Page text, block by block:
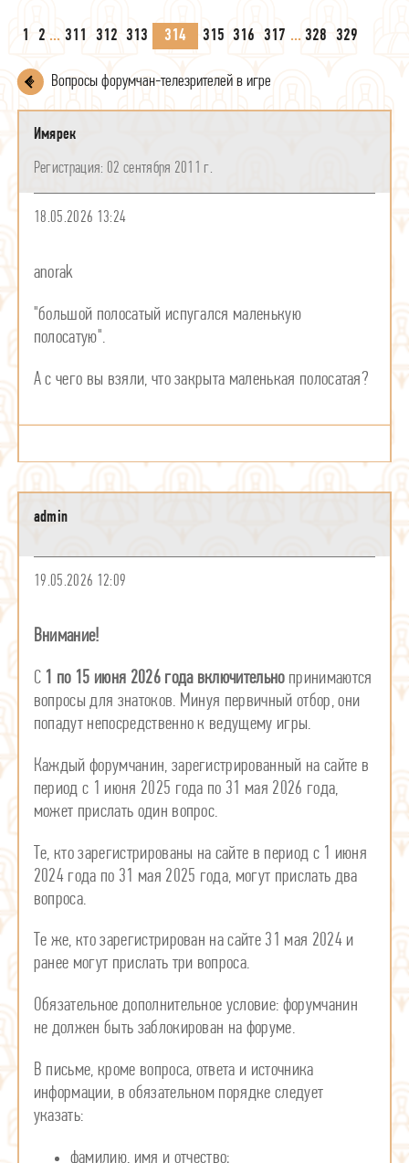
1 2 ... 311 312 313 314 315 316 317 ... 328 329
Вопросы форумчан-телезрителей в игре
Имярек
02 сентября 2011 г.
18.05.2026 13:24
anorak
"большой полосатый испугался маленькую
полосатую".
А с чего вы взяли, что закрыта маленькая полосатая?
admin
19.05.2026 12:09
Внимание!
С 1 по 15 июня 2026 года включительнопринимаются
вопросы для знатоков. Минуя первичный отбор, они
попадут непосредственно к ведущему игры.
Каждый форумчанин, зарегистрированный на сайте в
период с 1 июня 2025 года по 31 мая 2026 года,
может прислать один вопрос.
Те, кто зарегистрированы на сайте в период с 1 июня
2024 года по 31 мая 2025 года, могут прислать два
вопроса.
Те же, кто зарегистрирован на сайте 31 мая 2024 и
ранее могут прислать три вопроса.
Обязательное дополнительное условие: форумчанин
не должен быть заблокирован на форуме.
В письме, кроме вопроса, ответа и источника
информации, в обязательном порядке следует
указать:
фамилию, имя и отчество;